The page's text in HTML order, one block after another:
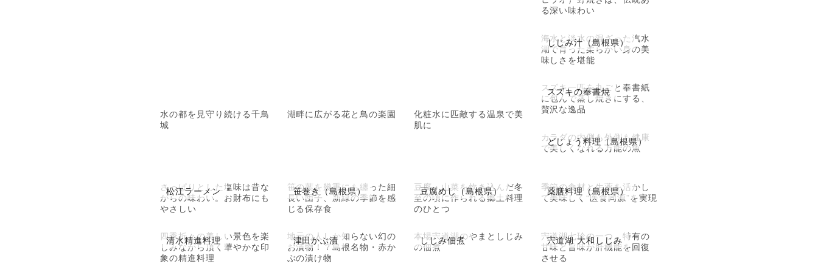
水の都を見守り続ける千鳥
城
湖畔に広がる花と鳥の楽園
化粧水に匹敵する温泉で美
肌に
る深い味わい
しじみ汁（島根県）
海水と淡水の混ざった汽水
湖で育った柔らかい身の美
味しさを堪能
スズキの奉書焼
スズキ一匹を丸ごと奉書紙
に包んで蒸し焼きにする、
贅沢な逸品
どじょう料理（島根県）
カラダの内側も外側も健康
で美しくなれる万能の魚
松江ラーメン
さっぱりとした塩味は昔な
がらの味わい。お財布にも
やさしい
笹巻き（島根県）
笹の葉を幾重にも纏った細
長い団子、新緑の季節を感
じる保存食
豆腐めし（島根県）
豆腐・山菜を炊き込んだ冬
至の頃に作られる郷土料理
のひとつ
薬膳料理（島根県）
季節の食材と生薬を活かし
て美味しく“医食同源”を実現
清水精進料理
四季折々の美しい景色を楽
しみながら頂く華やかな印
象の精進料理
津田かぶ漬
地元の人しか知らない幻の
お漬物！？島根名物・赤か
ぶの漬け物
しじみ佃煮
本場宍道湖のやまとしじみ
の佃煮
宍道湖 大和しじみ
宍道湖七珍の一つ。特有の
甘味と旨味が肝機能を回復
させる